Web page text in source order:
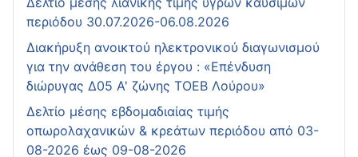
περιόδου 30.07.2026-06.08.2026
Διακήρυξη ανοικτού ηλεκτρονικού διαγωνισμού
για την ανάθεση του έργου : «Επένδυση
διώρυγας Δ05 Α' ζώνης ΤΟΕΒ Λούρου»
Δελτίο μέσης εβδομαδιαίας τιμής
οπωρολαχανικών & κρεάτων περιόδου από 03-
08-2026 έως 09-08-2026